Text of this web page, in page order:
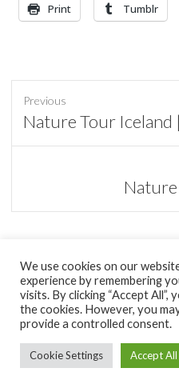
Print Tumblr
Previous
Previous
post:
Nature Tour Iceland
post:
Nature
Copyright © 2026minimal Pixel|
Theme Horse | Proudly
We use cookies on our
experience by remembering
visits. By clicking “Accept
the cookies. However, you
provide a controlled consent.
Cookie Settings Accept All